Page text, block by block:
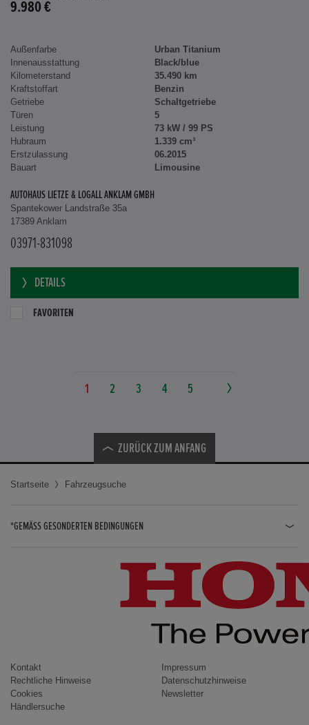
9.980 €
Außenfarbe
Urban Titanium
Innenausstattung
Black/blue
Kilometerstand
35.490 km
Kraftstoffart
Benzin
Getriebe
Schaltgetriebe
Türen
5
Leistung
73 kW / 99 PS
Hubraum
1.339 cm³
Erstzulassung
06.2015
Bauart
Limousine
AUTOHAUS LIETZE & LOGALL ANKLAM GMBH
Spantekower Landstraße 35a
17389 Anklam
03971-831098
DETAILS
FAVORITEN
1 2 3 4 5
ZURÜCK ZUM ANFANG
Startseite Fahrzeugsuche
*GEMÄSS GESONDERTEN BEDINGUNGEN
CIVIC / CIVIC LIMOUSINE
INSIGHT
ACCORD
Kontakt
Impressum
Rechtliche Hinweise
Datenschutzhinweise
Cookies
Newsletter
Händlersuche